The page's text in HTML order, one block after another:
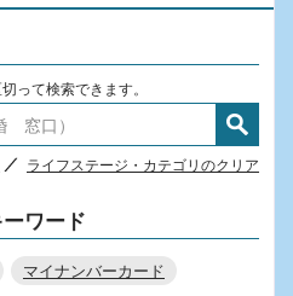
って検索できます。
ライフステージ・カテゴリのクリア
ワード
マイナンバーカード